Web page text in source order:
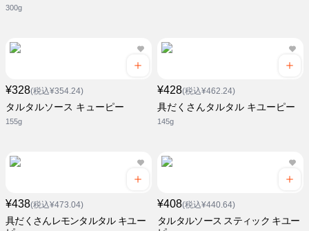
300g
¥328(税込¥354.24)
タルタルソース キューピー
155g
¥428(税込¥462.24)
具だくさんタルタル キユーピー
145g
¥438(税込¥473.04)
具だくさんレモンタルタル キユー
¥408(税込¥440.64)
タルタルソース スティック キユー